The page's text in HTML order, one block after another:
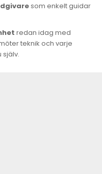
som enkelt guidar
redan idag med
teknik och varje
själv.